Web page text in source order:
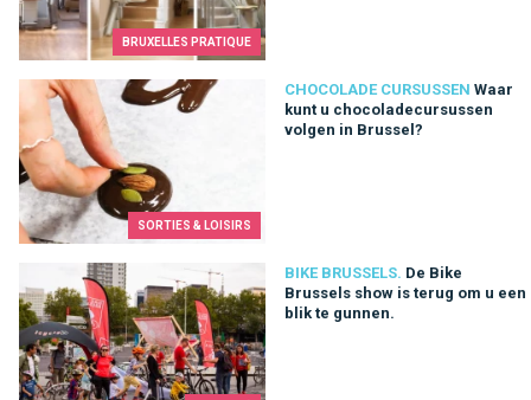
BRUXELLES PRATIQUE
SORTIES & LOISIRS
CHOCOLADE CURSUSSEN Waar
kunt u chocoladecursussen
volgen in Brussel?
Waar kunt u chocoladecursussen volgen in Brussel?
BIKE BRUSSELS. De Bike
Brussels show is terug om u een
blik te gunnen.
De Bike Brussels show is terug om u een blik te gunnen.